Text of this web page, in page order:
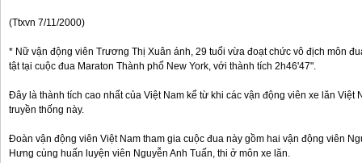
(Ttxvn 7/11/2000)
* Nữ vận động viên Trương Thị Xuân ánh, 29 tuổi vừa đoạt chức vô địch môn
tật tại cuộc đua Maraton Thành phố New York, với thành tích 2h46'47".
Đây là thành tích cao nhất của Việt Nam kể từ khi các vận động viên xe lăn Việt
truyền thống này.
Đoàn vận động viên Việt Nam tham gia cuộc đua này gồm hai vận động viên
Hưng cùng huấn luyện viên Nguyễn Anh Tuấn, thi ở môn xe lăn.